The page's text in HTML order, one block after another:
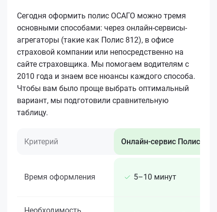
Сегодня оформить полис ОСАГО можно тремя
основными способами: через онлайн-сервисы-
агрегаторы (такие как Полис 812), в офисе
страховой компании или непосредственно на
сайте страховщика. Мы помогаем водителям с
2010 года и знаем все нюансы каждого способа.
Чтобы вам было проще выбрать оптимальный
вариант, мы подготовили сравнительную
таблицу.
Критерий Онлайн-сервис Полис 812
Время оформления 5–10 минут